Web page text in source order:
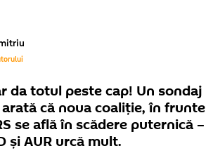
da totul peste cap! Un sondaj
că noua coaliție, în frunte
se află în scădere puternică –
și AUR urcă mult.